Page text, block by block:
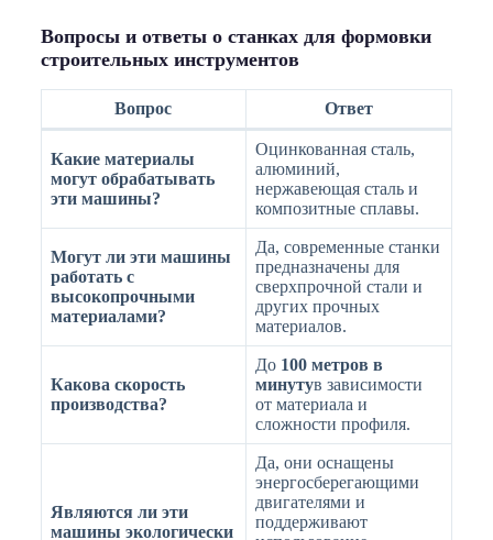
Вопросы и ответы о станках для формовки
строительных инструментов
Вопрос Ответ
Какие материалы
могут обрабатывать
эти машины?
Оцинкованная сталь,
алюминий,
нержавеющая сталь и
композитные сплавы.
Могут ли эти машины
работать с
высокопрочными
материалами?
Да, современные станки
предназначены для
сверхпрочной стали и
других прочных
материалов.
Какова скорость
производства?
До 100 метров в
минутув зависимости
от материала и
сложности профиля.
Являются ли эти
машины экологически
Да, они оснащены
энергосберегающими
двигателями и
поддерживают